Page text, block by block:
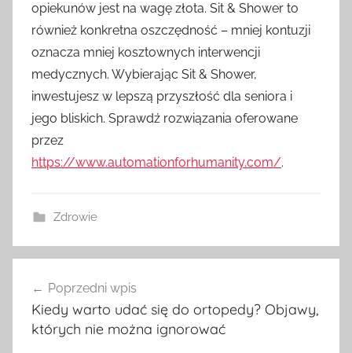
opiekunów jest na wagę złota. Sit & Shower to
również konkretna oszczędność – mniej kontuzji
oznacza mniej kosztownych interwencji
medycznych. Wybierając Sit & Shower,
inwestujesz w lepszą przyszłość dla seniora i
jego bliskich. Sprawdź rozwiązania oferowane
przez
https://www.automationforhumanity.com/.
Zdrowie
wpisu
Poprzedni wpis
Kiedy warto udać się do ortopedy? Objawy,
których nie można ignorować